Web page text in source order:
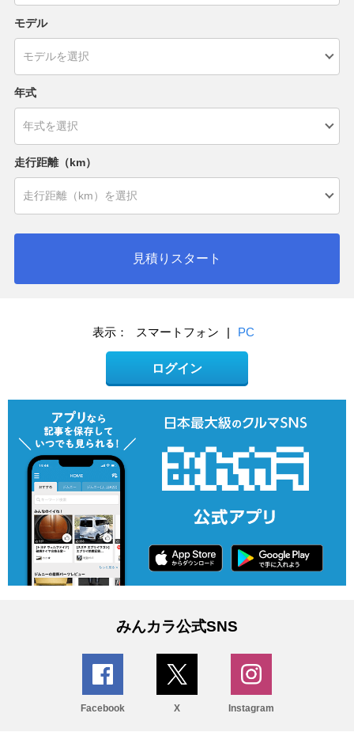
モデル
年式
走行距離（km）
見積りスタート
表示： スマートフォン | PC
ログイン
みんカラ公式SNS
Facebook X Instagram